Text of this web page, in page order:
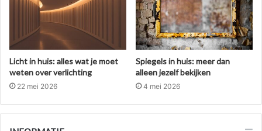
Licht in huis: alles wat je moet
weten over verlichting
22 mei 2026
Spiegels in huis: meer dan
alleen jezelf bekijken
4 mei 2026